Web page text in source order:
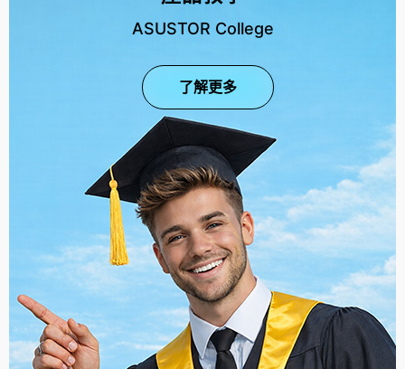
ASUSTOR College
了解更多